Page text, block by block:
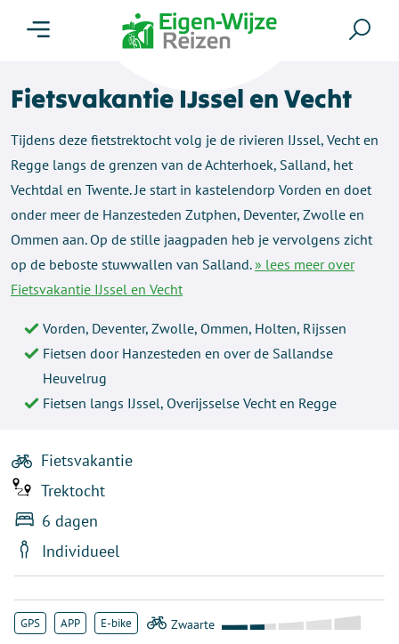
Fietsvakantie IJssel en Vecht
Tijdens deze fietstrektocht volg je de rivieren IJssel, Vecht en
Regge langs de grenzen van de Achterhoek, Salland, het
Vechtdal en Twente. Je start in kastelendorp Vorden en doet
onder meer de Hanzesteden Zutphen, Deventer, Zwolle en
Ommen aan. Op de stille jaagpaden heb je vervolgens zicht
op de beboste stuwwallen van Salland.» lees meer over
Fietsvakantie IJssel en Vecht
Vorden, Deventer, Zwolle, Ommen, Holten, Rijssen
Fietsen door Hanzesteden en over de Sallandse
Heuvelrug
Fietsen langs IJssel, Overijsselse Vecht en Regge
GPS APP E-bike
Fietsvakantie
Trektocht
6 dagen
Individueel